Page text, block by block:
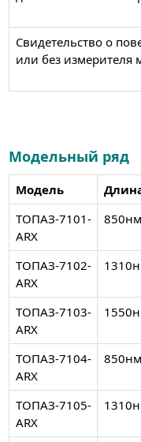
Свидетельство о
или без измерителя
Модельный ряд
Модель
ТОПАЗ-7101-
ARX
850нм
ТОПАЗ-7102-
ARX
ТОПАЗ-7103-
ARX
ТОПАЗ-7104-
ARX
ТОПАЗ-7105-
ARX